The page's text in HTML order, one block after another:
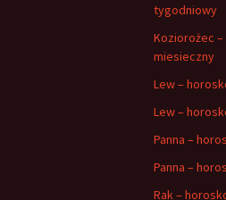
tygodniowy
Koziorożec
miesieczny
Lew –
Lew –
Panna –
Panna –
Rak –